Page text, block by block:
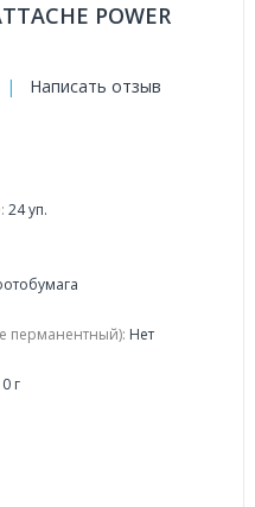
POWER
| Написать отзыв
24 уп.
перманентный): Нет
г